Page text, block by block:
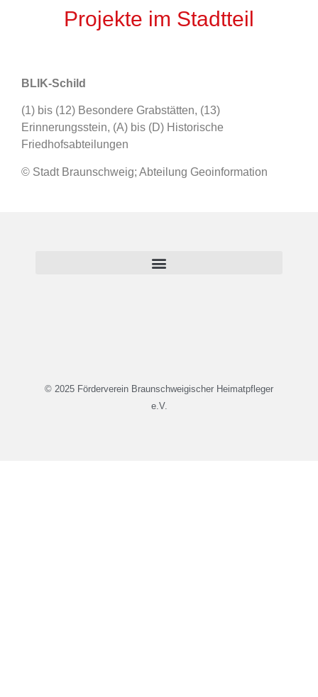
Projekte im Stadtteil
BLIK-Schild
(1) bis (12) Besondere Grabstätten, (13)
Erinnerungsstein, (A) bis (D) Historische
Friedhofsabteilungen
© Stadt Braunschweig; Abteilung Geoinformation
© 2025 Förderverein Braunschweigischer Heimatpfleger
e.V.